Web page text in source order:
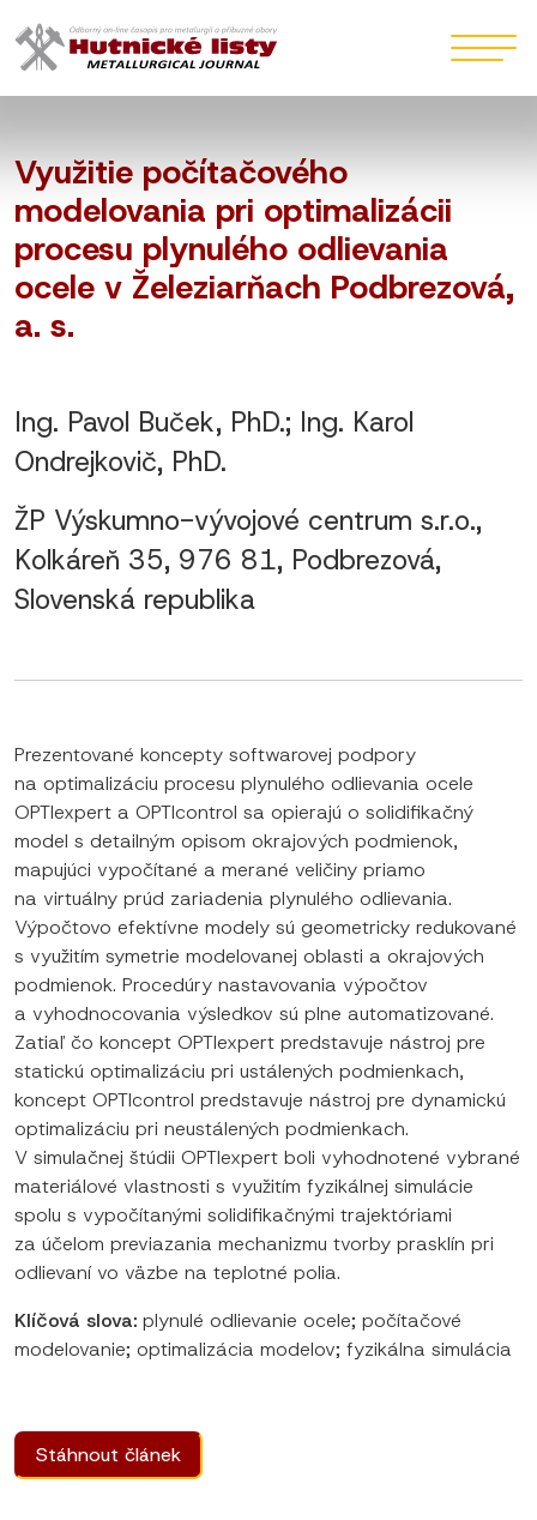
Využitie počítačového
modelovania pri optimalizácii
procesu plynulého odlievania
ocele v Železiarňach Podbrezová,
a. s.
Ing. Pavol Buček, PhD.; Ing. Karol
Ondrejkovič, PhD.
ŽP Výskumno-vývojové centrum s.r.o.,
Kolkáreň 35, 976 81, Podbrezová,
Slovenská republika
Prezentované koncepty softwarovej podpory
na optimalizáciu procesu plynulého odlievania ocele
OPTIexpert a OPTIcontrol sa opierajú o solidifikačný
model s detailným opisom okrajových podmienok,
mapujúci vypočítané a merané veličiny priamo
na virtuálny prúd zariadenia plynulého odlievania.
Výpočtovo efektívne modely sú geometricky redukované
s využitím symetrie modelovanej oblasti a okrajových
podmienok. Procedúry nastavovania výpočtov
a vyhodnocovania výsledkov sú plne automatizované.
Zatiaľ čo koncept OPTIexpert predstavuje nástroj pre
statickú optimalizáciu pri ustálených podmienkach,
koncept OPTIcontrol predstavuje nástroj pre dynamickú
optimalizáciu pri neustálených podmienkach.
V simulačnej štúdii OPTIexpert boli vyhodnotené vybrané
materiálové vlastnosti s využitím fyzikálnej simulácie
spolu s vypočítanými solidifikačnými trajektóriami
za účelom previazania mechanizmu tvorby prasklín pri
odlievaní vo väzbe na teplotné polia.
Klíčová slova: plynulé odlievanie ocele; počítačové
modelovanie; optimalizácia modelov; fyzikálna simulácia
Stáhnout článek